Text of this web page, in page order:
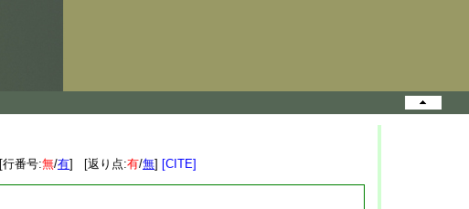
[行番号:無/有] [返り点:有/無] [CITE]